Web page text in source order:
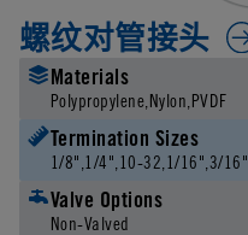
螺纹对管接头
Materials
Polypropylene Nylon PVDF
Termination Sizes
1/8" 1/4" 10-32 1/16" 3/16"
Valve Options
Non-Valved